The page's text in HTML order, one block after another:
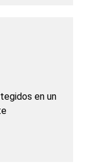
en un